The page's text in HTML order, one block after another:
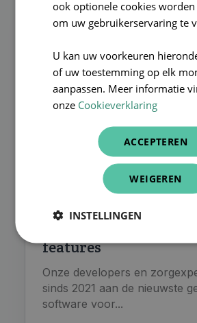
woonzorgcentrum
CareConnect
uit: 5 nieuwe en 5
features
Onze developers en
sinds 2021 aan de nieuwste
software voor...
ook optionele cookies worden
om uw gebruikerservaring te
U kan uw voorkeuren
of uw toestemming op elk
aanpassen. Meer informatie
onze Cookieverklaring
ACCEPTEREN
WEIGEREN
INSTELLINGEN